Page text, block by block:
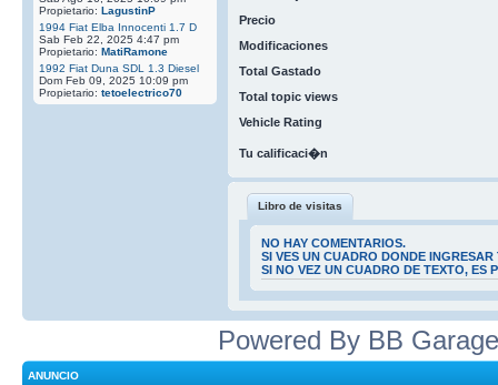
Propietario: LagustinP
1994 Fiat Elba Innocenti 1.7 D
Sab Feb 22, 2025 4:47 pm
Propietario: MatiRamone
1992 Fiat Duna SDL 1.3 Diesel
Dom Feb 09, 2025 10:09 pm
Propietario: tetoelectrico70
Precio
Modificaciones
Total Gastado
Total topic views
Vehicle Rating
Tu calificaci�n
Libro de visitas
NO HAY COMENTARIOS.
SI VES UN CUADRO DONDE
SI NO VEZ UN CUADRO DE TEXTO, ES
Powered By BB
ANUNCIO